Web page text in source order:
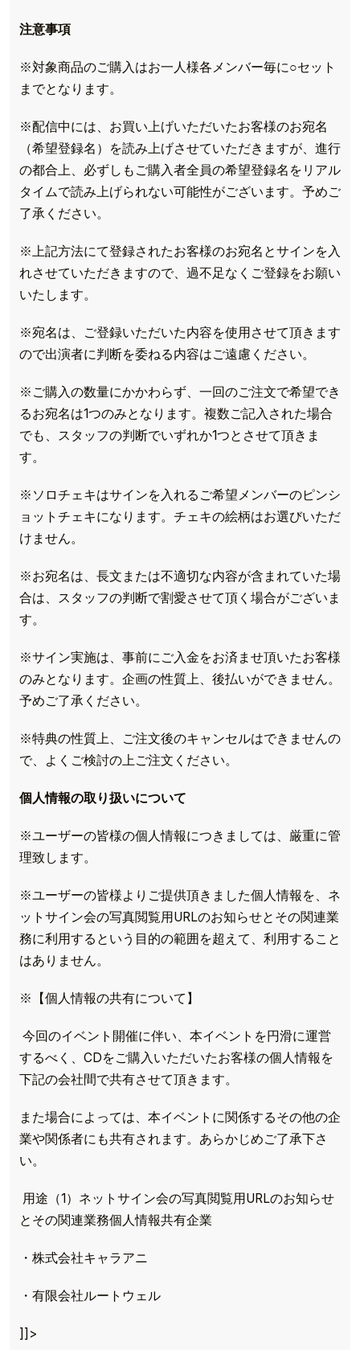
TOP
TOPICS
注意事項
※対象商品のご購入はお一人様各メンバー毎に○セット
までとなります。
※配信中には、お買い上げいただいたお客様のお宛名
（希望登録名）を読み上げさせていただきますが、進行
の都合上、必ずしもご購入者全員の希望登録名をリアル
タイムで読み上げられない可能性がございます。予めご
了承ください。
※上記方法にて登録されたお客様のお宛名とサインを入
れさせていただきますので、過不足なくご登録をお願い
いたします。
※宛名は、ご登録いただいた内容を使用させて頂きます
ので出演者に判断を委ねる内容はご遠慮ください。
※ご購入の数量にかかわらず、一回のご注文で希望でき
るお宛名は1つのみとなります。複数ご記入された場合
でも、スタッフの判断でいずれか1つとさせて頂きま
す。
※ソロチェキはサインを入れるご希望メンバーのピンシ
ョットチェキになります。チェキの絵柄はお選びいただ
けません。
※お宛名は、長文または不適切な内容が含まれていた場
合は、スタッフの判断で割愛させて頂く場合がございま
す。
※サイン実施は、事前にご入金をお済ませ頂いたお客様
のみとなります。企画の性質上、後払いができません。
予めご了承ください。
※特典の性質上、ご注文後のキャンセルはできませんの
で、よくご検討の上ご注文ください。
個人情報の取り扱いについて
※ユーザーの皆様の個人情報につきましては、厳重に管
理致します。
※ユーザーの皆様よりご提供頂きました個人情報を、ネ
ットサイン会の写真閲覧用URLのお知らせとその関連業
務に利用するという目的の範囲を超えて、利用すること
はありません。
※【個人情報の共有について】
今回のイベント開催に伴い、本イベントを円滑に運営
するべく、CDをご購入いただいたお客様の個人情報を
下記の会社間で共有させて頂きます。
また場合によっては、本イベントに関係するその他の企
業や関係者にも共有されます。あらかじめご了承下さ
い。
用途（1）ネットサイン会の写真閲覧用URLのお知らせ
とその関連業務個人情報共有企業
・株式会社キャラアニ
・有限会社ルートウェル
]]>